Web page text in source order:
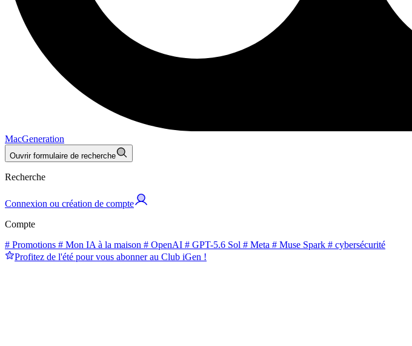
MacGeneration
Ouvrir formulaire de recherche
Recherche
Connexion ou création de compte
Compte
# Promotions # Mon IA à la maison # OpenAI # GPT-5.6 Sol # Meta # Muse Spark # cybersécurité
Profitez de l'été pour vous abonner au Club iGen !